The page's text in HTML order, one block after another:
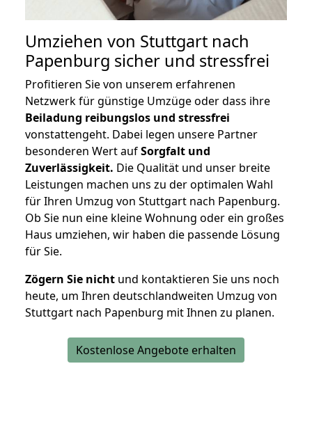
Umziehen von Stuttgart nach
Papenburg sicher und stressfrei
Profitieren Sie von unserem erfahrenen
Netzwerk für günstige Umzüge oder dass ihre
Beiladung reibungslos und stressfrei
vonstattengeht. Dabei legen unsere Partner
besonderen Wert aufSorgfalt und
Zuverlässigkeit. Die Qualität und unser breite
Leistungen machen uns zu der optimalen Wahl
für Ihren Umzug von Stuttgart nach Papenburg.
Ob Sie nun eine kleine Wohnung oder ein großes
Haus umziehen, wir haben die passende Lösung
für Sie.
Zögern Sie nicht und kontaktieren Sie uns noch
heute, um Ihren deutschlandweiten Umzug von
Stuttgart nach Papenburg mit Ihnen zu planen.
Kostenlose Angebote erhalten